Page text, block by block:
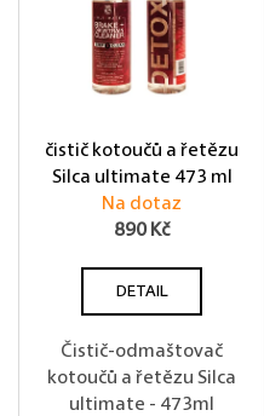
čistič kotoučů a řetězu
Silca ultimate 473 ml
Na dotaz
890 Kč
DETAIL
Čistič-odmaštovač
kotoučů a řetězu Silca
ultimate - 473ml